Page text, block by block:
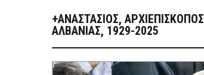
+ΑΝΑΣΤΆΣΙΟΣ, ΑΡΧΙΕΠΊΣΚΟΠΟΣ
ΑΛΒΑΝΊΑΣ, 1929-2025